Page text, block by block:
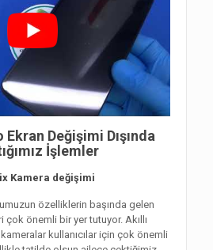
Değişimi Dışında
İşlemler
Kamera değişimi
özelliklerin başında gelen
çok önemli bir yer tutuyor. Akıllı
kullanıcılar için çok önemli